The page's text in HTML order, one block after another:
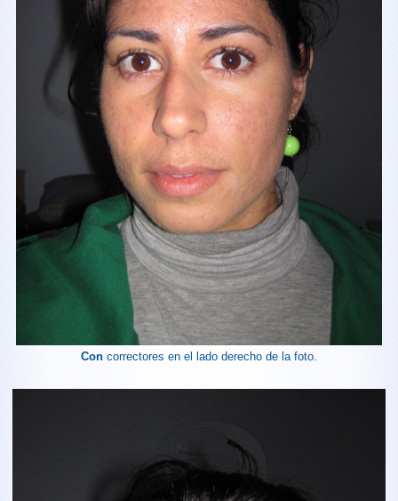
Con correctores en el lado derecho de la foto.